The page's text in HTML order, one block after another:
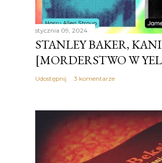
stycznia 09, 2024
STANLEY BAKER,
[MORDERSTWO W
Udostępnij 3 komentarze